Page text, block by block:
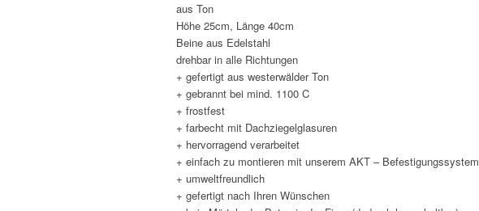
aus Ton
Höhe 25cm, Länge 40cm
Beine aus Edelstahl
drehbar in alle Richtungen
+ gefertigt aus westerwälder Ton
+ gebrannt bei mind. 1100 C
+ frostfest
+ farbecht mit Dachziegelglasuren
+ hervorragend verarbeitet
+ einfach zu montieren mit unserem AKT – Befestigungssystem
+ umweltfreundlich
+ gefertigt nach Ihren Wünschen